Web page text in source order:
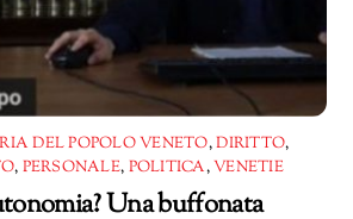
DEL POPOLO VENETO,DIRITTO,
, PERSONALE, POLITICA,VENETIE
Una buffonata